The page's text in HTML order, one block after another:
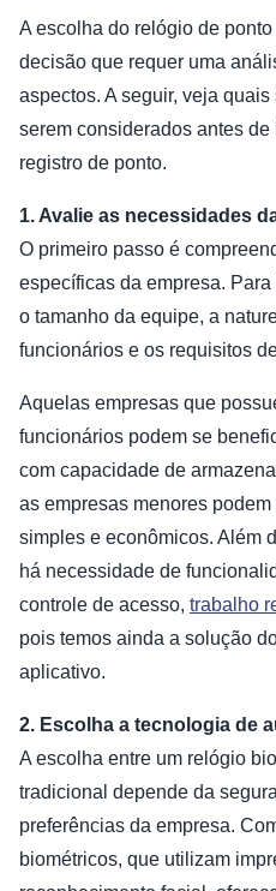
A escolha do relógio de
decisão que requer uma
aspectos. A seguir, veja
serem considerados antes
registro de ponto.
1. Avalie as necessidades
O primeiro passo é
específicas da empresa.
o tamanho da equipe, a
funcionários e os requisitos
Aquelas empresas que
funcionários podem se
com capacidade de
as empresas menores
simples e econômicos. Além
há necessidade de
controle de acesso, trabalho
pois temos ainda a solução
aplicativo.
2. Escolha a tecnologia de
A escolha entre um relógio
tradicional depende da
preferências da empresa.
biométricos, que utilizam